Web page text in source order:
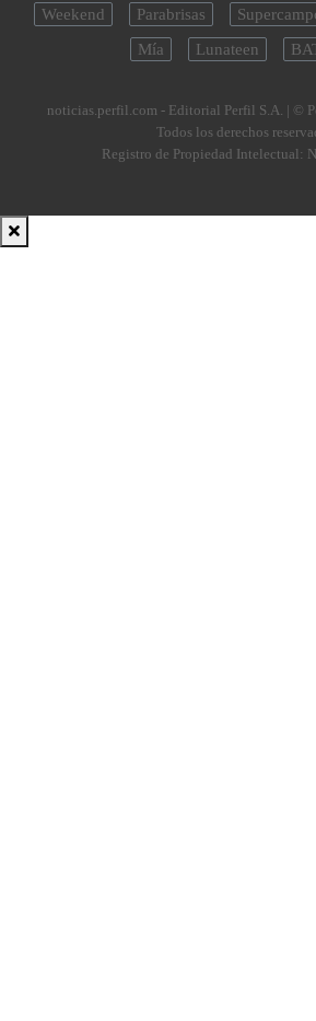
Weekend
Parabrisas
Mía
Lunateen
noticias.perfil.com - Editorial Perfil S.A. | ©
Todos los derechos
Registro de Propiedad Intelectual: